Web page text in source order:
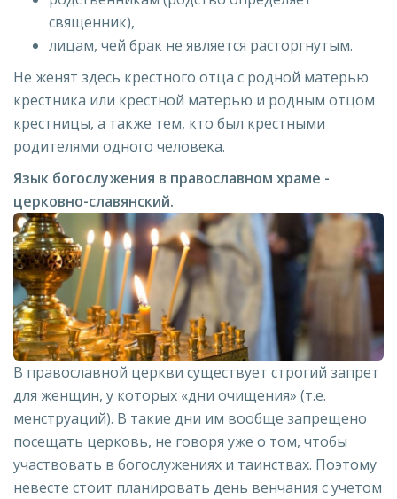
священник),
лицам, чей брак не является расторгнутым.
Не женят здесь крестного отца с родной матерью
крестника или крестной матерью и родным отцом
крестницы, а также тем, кто был крестными
родителями одного человека.
Язык богослужения в православном храме -
церковно-славянский.
В православной церкви существует строгий запрет
для женщин, у которых «дни очищения» (т.е.
менструаций). В такие дни им вообще запрещено
посещать церковь, не говоря уже о том, чтобы
участвовать в богослужениях и таинствах. Поэтому
невесте стоит планировать день венчания с учетом